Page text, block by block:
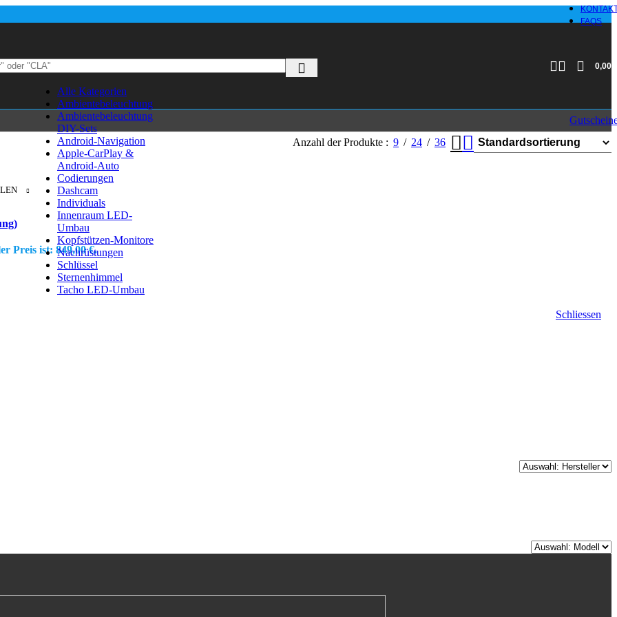
FAQS
Alle Kategorien
Ambientebeleuchtung
Ambientebeleuchtung
DIY-Sets
Android-Navigation
Apple-CarPlay &
Android-Auto
Codierungen
Dashcam
Individuals
Innenraum LED-
Umbau
Kopfstützen-Monitore
Nachrüstungen
Schlüssel
Sternenhimmel
Tacho LED-Umbau
0,00
Anzahl der Produkte 9 24 36
Preis ist: 849,00 €.
Schliessen